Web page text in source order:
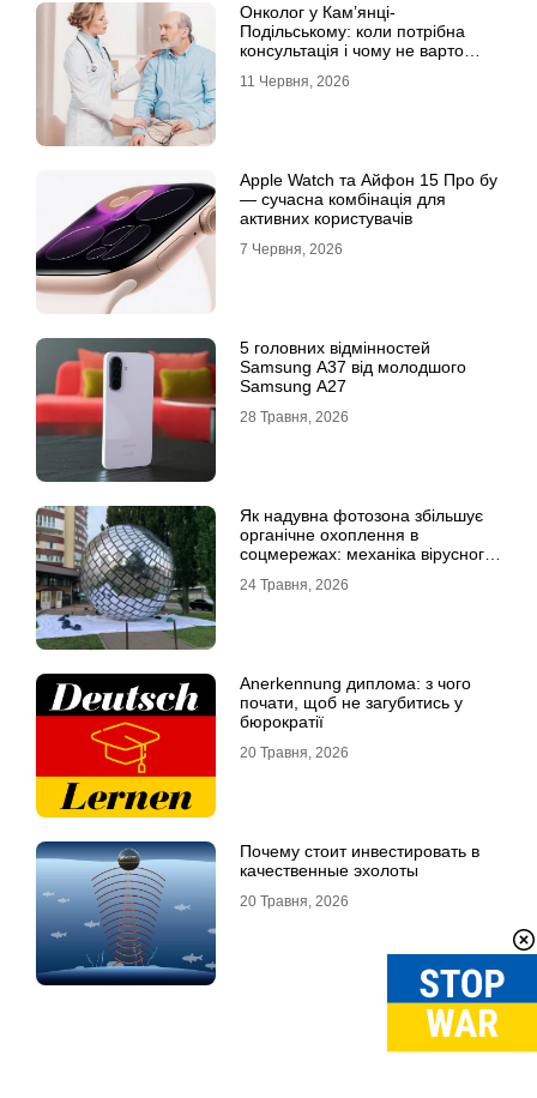
Онколог у Кам’янці-
Подільському: коли потрібна
консультація і чому не варто
11 Червня, 2026
Apple Watch та Айфон 15 Про бу
— сучасна комбінація для
активних користувачів
7 Червня, 2026
5 головних відмінностей
Samsung A37 від молодшого
Samsung A27
28 Травня, 2026
Як надувна фотозона збільшує
органічне охоплення в
соцмережах: механіка вірусного
24 Травня, 2026
Anerkennung диплома: з чого
почати, щоб не загубитись у
бюрократії
20 Травня, 2026
Почему стоит инвестировать в
качественные эхолоты
20 Травня, 2026